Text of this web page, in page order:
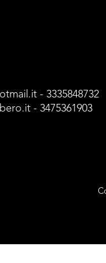
- 3335848732
- 3475361903